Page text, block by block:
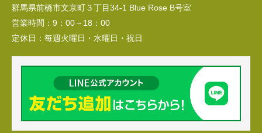
群馬県前橋市文京町３丁目34‐1 Blue Rose B号室
営業時間： 9：00～18：00
定休日： 毎週火曜日・水曜日・祝日